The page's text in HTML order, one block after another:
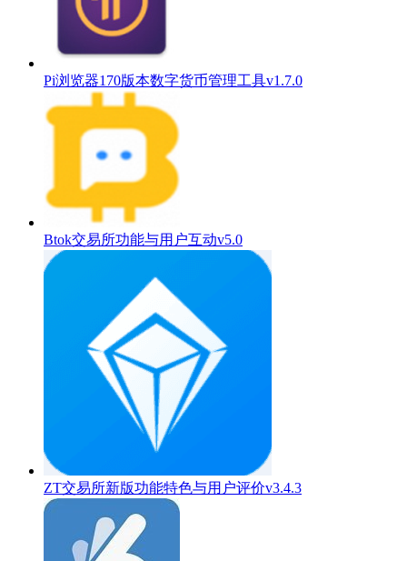
Pi浏览器170版本数字货币管理工具v1.7.0
Btok交易所功能与用户互动v5.0
ZT交易所新版功能特色与用户评价v3.4.3